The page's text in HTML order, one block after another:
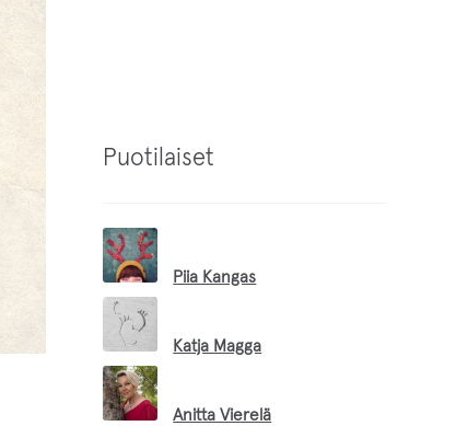
Puotilaiset
Piia Kangas
Katja Magga
Anitta Vierelä